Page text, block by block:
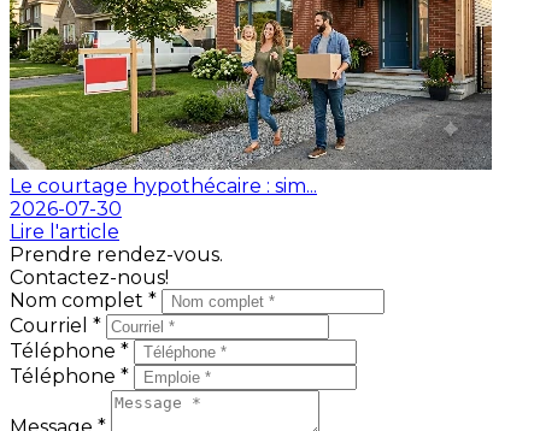
Le courtage hypothécaire : sim...
2026-07-30
Lire l'article
Prendre rendez-vous.
Contactez-nous!
Nom complet *
Courriel *
Téléphone *
Téléphone *